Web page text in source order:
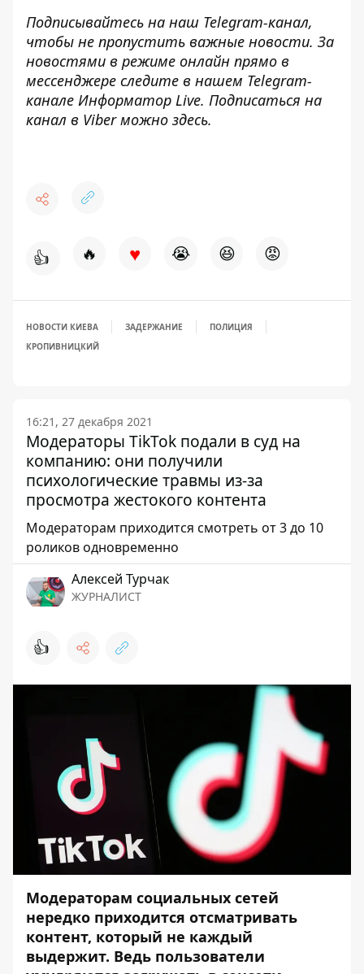
Подписывайтесь на наш Telegram-канал,
чтобы не пропустить важные новости. За
новостями в режиме онлайн прямо в
мессенджере следите в нашем Telegram-
канале Информатор Live. Подписаться на
канал в Viber можно здесь.
👍 🔥 ♥ 😭 😆 😡
НОВОСТИ КИЕВА ЗАДЕРЖАНИЕ
ПОЛИЦИЯ
КРОПИВНИЦКИЙ
16:21, 27 декабря 2021
Модераторы TikTok подали в суд на
компанию: они получили
психологические травмы из-за
просмотра жестокого контента
Модераторам приходится смотреть от 3 до 10
роликов одновременно
Алексей Турчак
ЖУРНАЛИСТ
👍
Модераторам социальных сетей
нередко приходится отсматривать
контент, который не каждый
выдержит. Ведь пользователи